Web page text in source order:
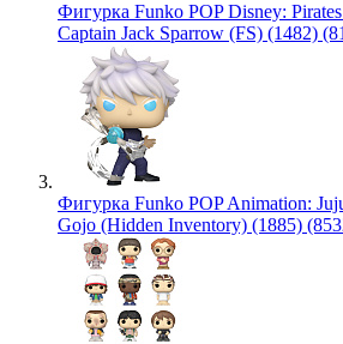
Фигурка Funko POP Disney:
Captain Jack Sparrow (FS) (1482)
Фигурка Funko POP Animation:
Gojo (Hidden Inventory) (1885)